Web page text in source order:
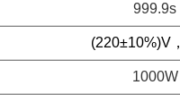
999.9s
(220±10%)V
1000W